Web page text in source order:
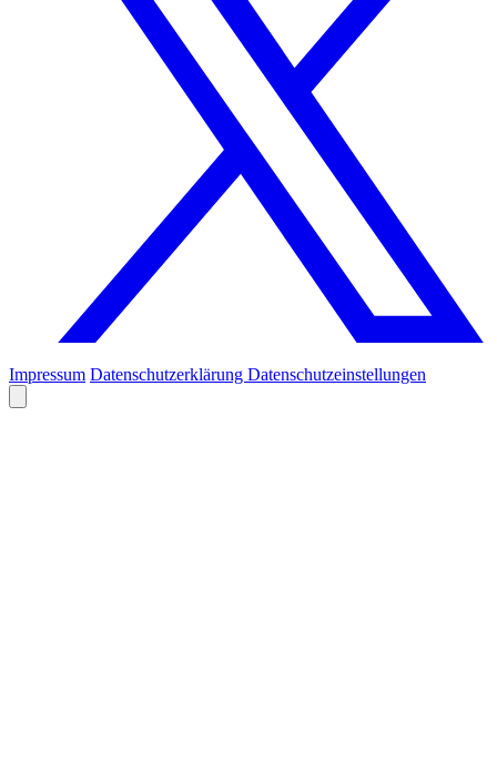
Impressum Datenschutzerklärung Datenschutzeinstellungen